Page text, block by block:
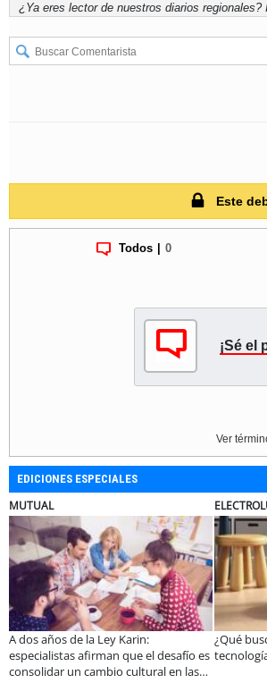
¿Ya eres lector de nuestros diarios regionales?
Este
Todos 0
¡Sé el
Ver
EDICIONES ESPECIALES
DE CHILE
convocatorias para los
nacionales Impacto
Escolar y Universitario
EL ABRA
Beca
apoya a
proyecta su